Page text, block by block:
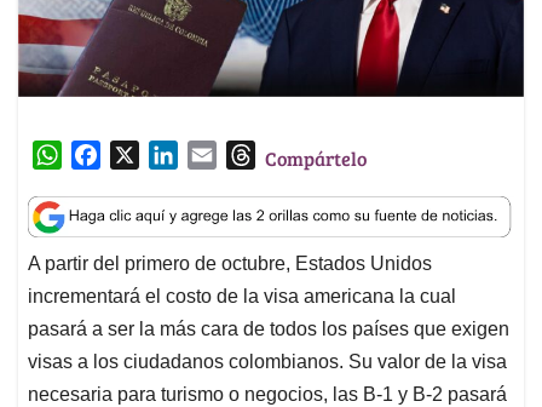
W
a
t
s
A
p
p
c
e
b
o
o
k
n
k
e
d
I
n
a
i
l
T
r
e
a
d
s
Compártelo
A partir del primero de octubre, Estados Unidos
incrementará el costo de la visa americana la cual
pasará a ser la más cara de todos los países que exigen
visas a los ciudadanos colombianos. Su valor de la visa
necesaria para turismo o negocios, las B-1 y B-2 pasará